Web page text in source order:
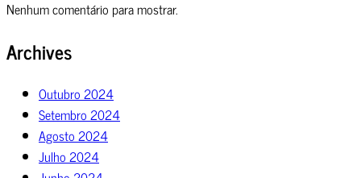
Nenhum comentário para mostrar.
Archives
Outubro 2024
Setembro 2024
Agosto 2024
Julho 2024